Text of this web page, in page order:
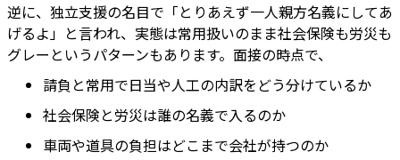
逆に、独立支援の名目で「とりあえず一人親方名義にしてあ
げるよ」と言われ、実態は常用扱いのまま社会保険も労災も
グレーというパターンもあります。面接の時点で、
請負と常用で日当や人工の内訳をどう分けているか
社会保険と労災は誰の名義で入るのか
車両や道具の負担はどこまで会社が持つのか